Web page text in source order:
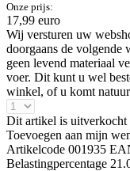
Onze prijs:
17,99 euro
Wij versturen uw
doorgaans de volgende
geen levend materiaal
voer. Dit kunt u wel
winkel, of u komt
Dit artikel is uitverkocht
Toevoegen aan mijn
Artikelcode 001935
Belastingpercentage